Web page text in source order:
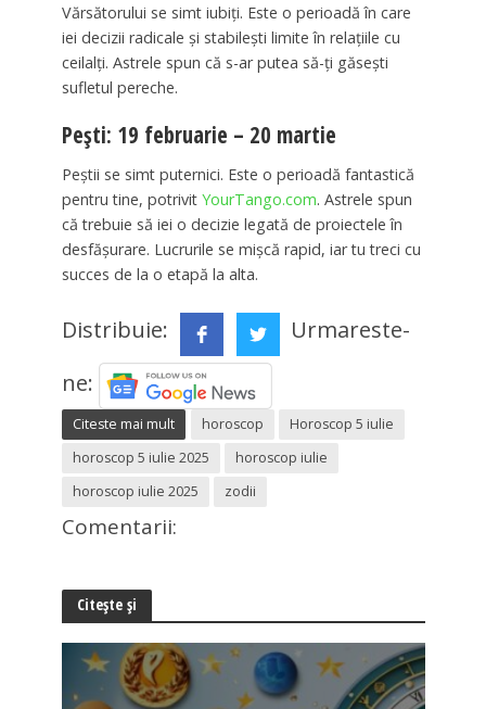
Vărsătorului se simt iubiți. Este o perioadă în care
iei decizii radicale și stabilești limite în relațiile cu
ceilalți. Astrele spun că s-ar putea să-ți găsești
sufletul pereche.
Pești: 19 februarie – 20 martie
Peștii se simt puternici. Este o perioadă fantastică
pentru tine, potrivit YourTango.com. Astrele spun
că trebuie să iei o decizie legată de proiectele în
desfășurare. Lucrurile se mișcă rapid, iar tu treci cu
succes de la o etapă la alta.
Distribuie:
Urmareste-
ne:
Citeste mai mult horoscop
Horoscop 5 iulie
horoscop 5 iulie 2025
horoscop iulie
horoscop iulie 2025
zodii
Comentarii:
Citește și